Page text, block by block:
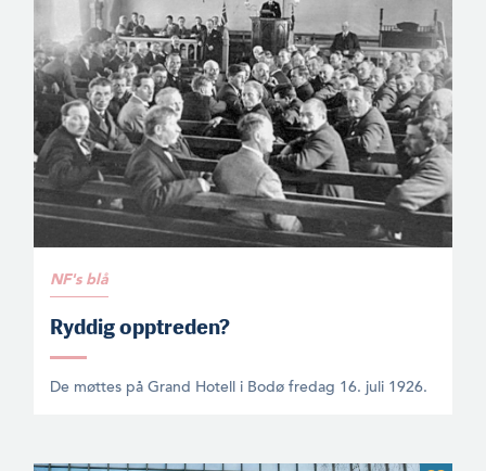
NF's blå
Ryddig opptreden?
De møttes på Grand Hotell i Bodø fredag 16. juli 1926.